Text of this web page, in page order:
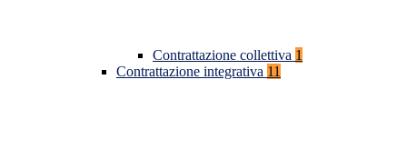
Contrattazione collettiva 1
Contrattazione integrativa 11